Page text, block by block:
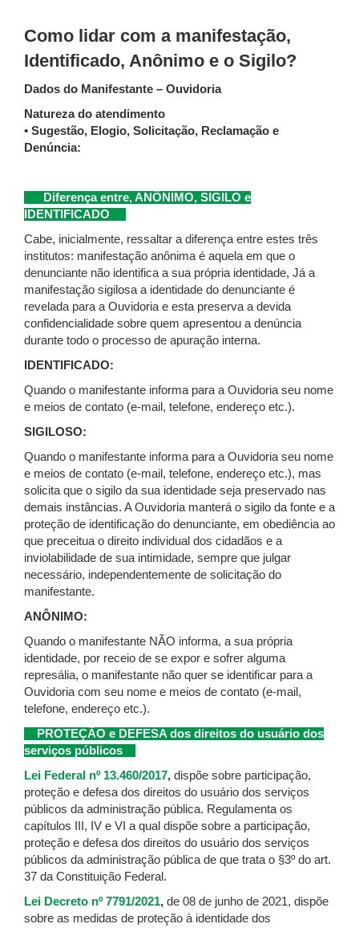
Como lidar com a manifestação,
Identificado, Anônimo e o Sigilo?
Dados do Manifestante – Ouvidoria
Natureza do atendimento
• Sugestão, Elogio, Solicitação, Reclamação e
Denúncia:
Diferença entre, ANÔNIMO, SIGILO e
IDENTIFICADO
Cabe, inicialmente, ressaltar a diferença entre estes três
institutos: manifestação anônima é aquela em que o
denunciante não identifica a sua própria identidade, Já a
manifestação sigilosa a identidade do denunciante é
revelada para a Ouvidoria e esta preserva a devida
confidencialidade sobre quem apresentou a denúncia
durante todo o processo de apuração interna.
IDENTIFICADO:
Quando o manifestante informa para a Ouvidoria seu nome
e meios de contato (e-mail, telefone, endereço etc.).
SIGILOSO:
Quando o manifestante informa para a Ouvidoria seu nome
e meios de contato (e-mail, telefone, endereço etc.), mas
solicita que o sigilo da sua identidade seja preservado nas
demais instâncias. A Ouvidoria manterá o sigilo da fonte e a
proteção de identificação do denunciante, em obediência ao
que preceitua o direito individual dos cidadãos e a
inviolabilidade de sua intimidade, sempre que julgar
necessário, independentemente de solicitação do
manifestante.
ANÔNIMO:
Quando o manifestante NÃO informa, a sua própria
identidade, por receio de se expor e sofrer alguma
represália, o manifestante não quer se identificar para a
Ouvidoria com seu nome e meios de contato (e-mail,
telefone, endereço etc.).
PROTEÇÃO e DEFESA dos direitos do usuário dos
serviços públicos
Lei Federal nº 13.460/2017, dispõe sobre participação,
proteção e defesa dos direitos do usuário dos serviços
públicos da administração pública. Regulamenta os
capítulos III, IV e VI a qual dispõe sobre a participação,
proteção e defesa dos direitos do usuário dos serviços
públicos da administração pública de que trata o §3º do art.
37 da Constituição Federal.
Lei Decreto nº 7791/2021, de 08 de junho de 2021, dispõe
sobre as medidas de proteção à identidade dos